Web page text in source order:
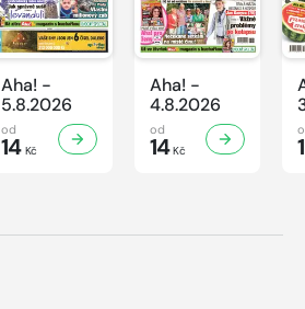
Aha! -
5.8.2026
od
14Kč
Aha! -
4.8.2026
od
14Kč